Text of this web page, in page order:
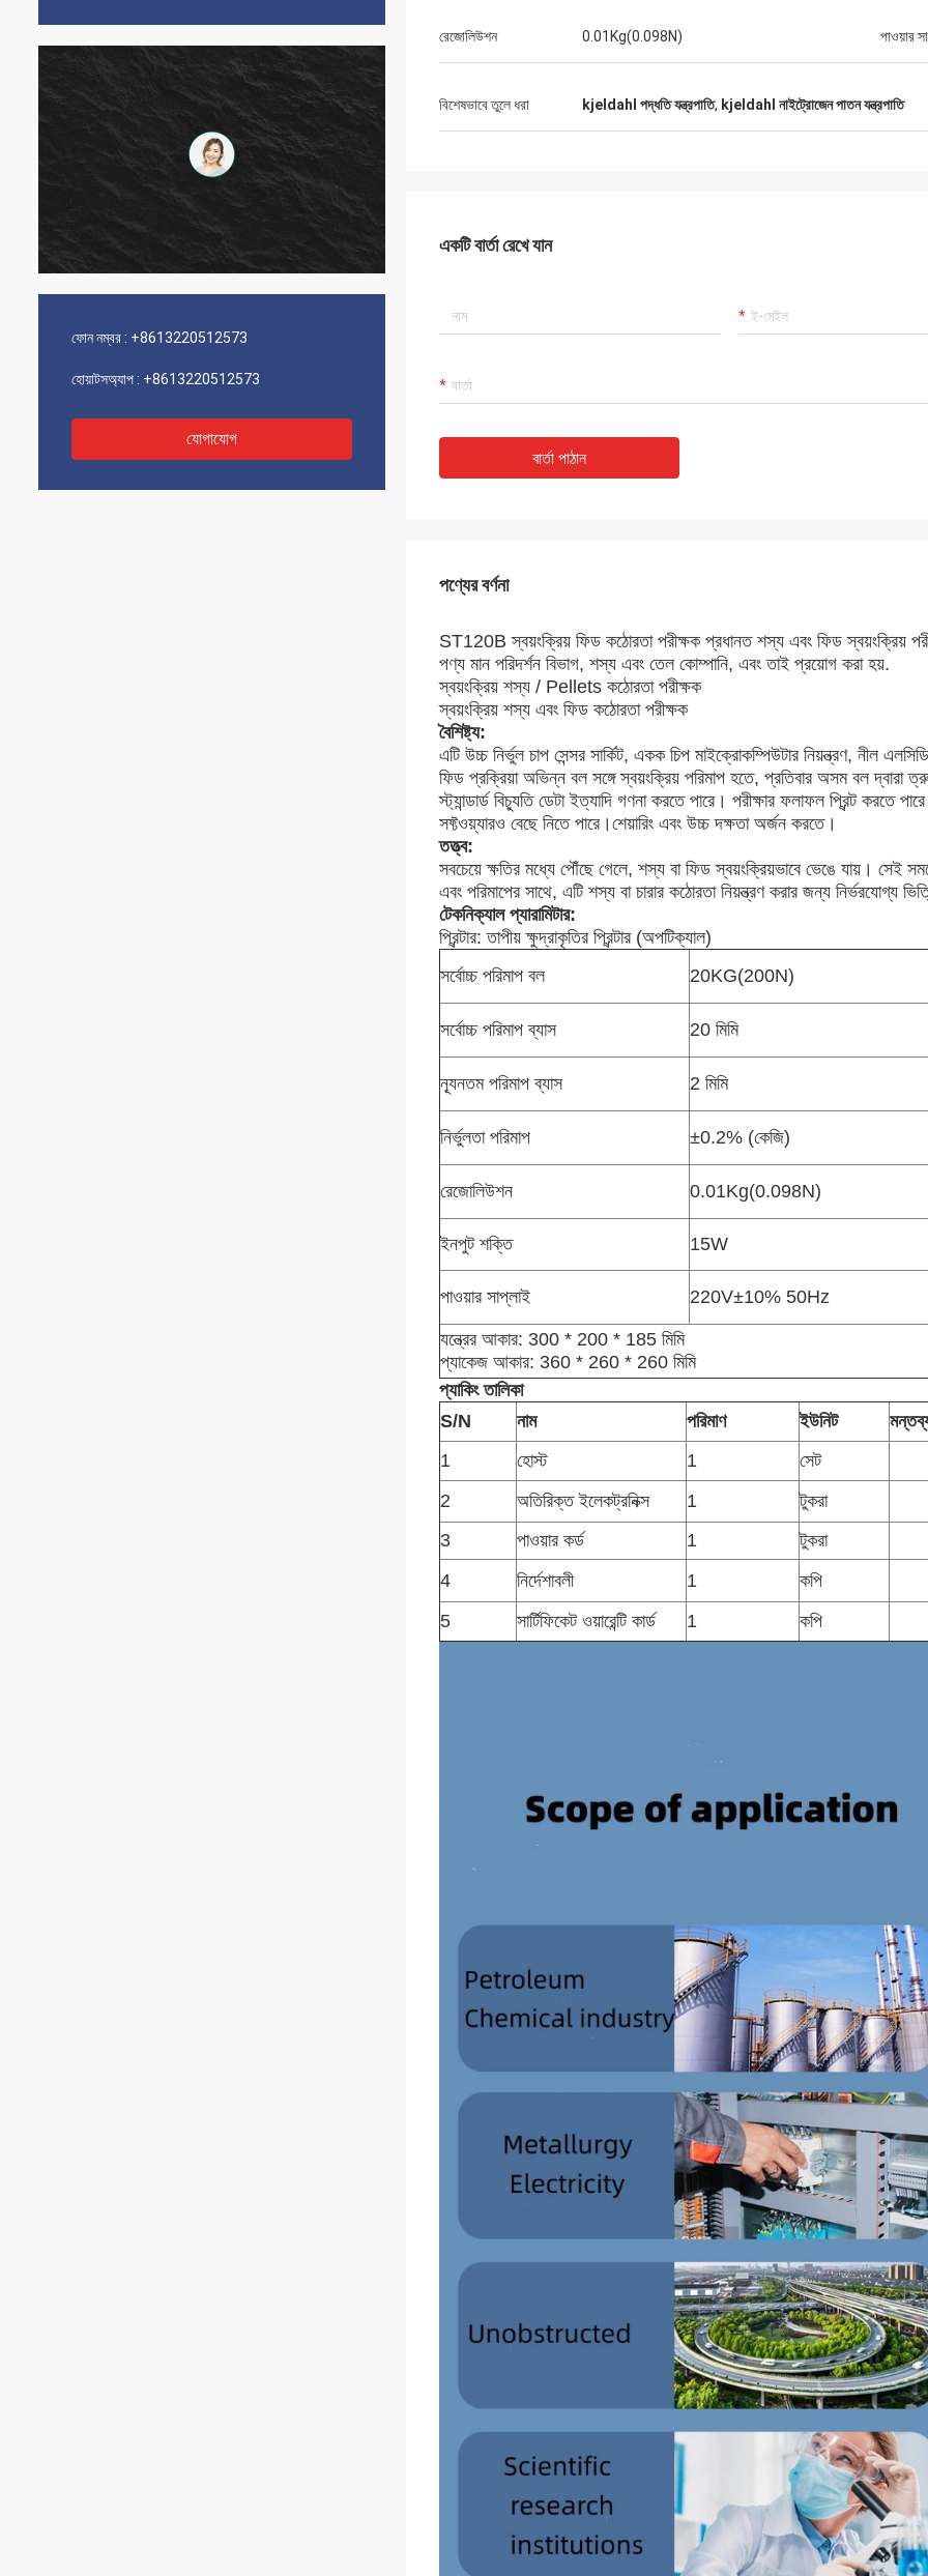
ফোন নম্বর : +8613220512573
হোয়াটসঅ্যাপ : +8613220512573
যোগাযোগ
রেজোলিউশন 0.01Kg(0.098N) পাওয়ার
বিশেষভাবে তুলে ধরা kjeldahl পদ্ধতি যন্ত্রপাতি, kjeldahl নাইট্রোজেন পাতন যন্ত্রপাতি
একটি বার্তা রেখে যান
বার্তা পাঠান
পণ্যের বর্ণনা
ST120B স্বয়ংক্রিয় ফিড কঠোরতা পরীক্ষক প্রধানত শস্য এবং ফিড স্বয়ংক্রিয়
পণ্য মান পরিদর্শন বিভাগ, শস্য এবং তেল কোম্পানি, এবং তাই প্রয়োগ করা হয়.
স্বয়ংক্রিয় শস্য / Pellets কঠোরতা পরীক্ষক
স্বয়ংক্রিয় শস্য এবং ফিড কঠোরতা পরীক্ষক
বৈশিষ্ট্য:
এটি উচ্চ নির্ভুল চাপ সেন্সর সার্কিট, একক চিপ মাইক্রোকম্পিউটার নিয়ন্ত্রণ, নীল
ফিড প্রক্রিয়া অভিন্ন বল সঙ্গে স্বয়ংক্রিয় পরিমাপ হতে, প্রতিবার অসম বল দ্বারা
স্ট্যান্ডার্ড বিচ্যুতি ডেটা ইত্যাদি গণনা করতে পারে। পরীক্ষার ফলাফল প্রিন্ট করতে
সফ্টওয়্যারও বেছে নিতে পারে।শেয়ারিং এবং উচ্চ দক্ষতা অর্জন করতে।
তত্ত্ব:
সবচেয়ে ক্ষতির মধ্যে পৌঁছে গেলে, শস্য বা ফিড স্বয়ংক্রিয়ভাবে ভেঙে যায়। সেই
এবং পরিমাপের সাথে, এটি শস্য বা চারার কঠোরতা নিয়ন্ত্রণ করার জন্য নির্ভরযোগ্য
টেকনিক্যাল প্যারামিটার:
প্রিন্টার: তাপীয় ক্ষুদ্রাকৃতির প্রিন্টার (অপটিক্যাল)
সর্বোচ্চ পরিমাপ বল
20KG(200N)
সর্বোচ্চ পরিমাপ ব্যাস 20 মিমি
ন্যূনতম পরিমাপ ব্যাস 2 মিমি
নির্ভুলতা পরিমাপ ±0.2% (কেজি)
রেজোলিউশন 0.01Kg(0.098N)
ইনপুট শক্তি 15W
পাওয়ার সাপ্লাই 220V±10% 50Hz
যন্ত্রের আকার: 300 * 200 * 185 মিমি
প্যাকেজ আকার: 360 * 260 * 260 মিমি
প্যাকিং তালিকা
S/N
নাম পরিমাণ ইউনিট
1
হোস্ট 1
সেট
2
অতিরিক্ত ইলেকট্রনিক্স 1
টুকরা
3
পাওয়ার কর্ড 1
টুকরা
4
নির্দেশাবলী 1
কপি
5
সার্টিফিকেট ওয়ারেন্টি কার্ড 1 কপি